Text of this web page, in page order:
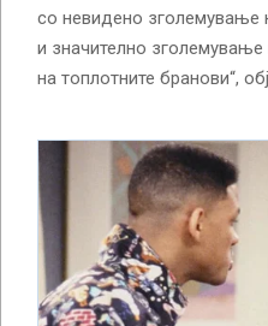
со невидено зголемување
и значително
на топлотните бранови“,